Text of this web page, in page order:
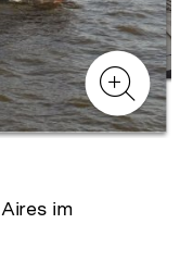
Zur
Zur
im